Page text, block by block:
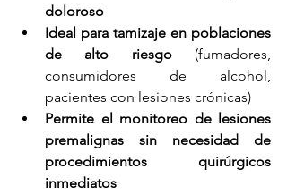
doloroso
Ideal para tamizaje en poblaciones
de alto riesgo (fumadores,
consumidores de alcohol,
pacientes con lesiones crónicas)
Permite el monitoreo de lesiones
premalignas sin necesidad de
procedimientos quirúrgicos
inmediatos